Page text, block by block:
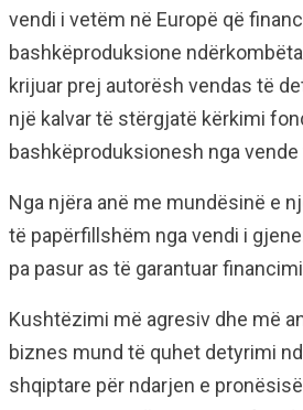
vendi i vetëm në Europë që
bashkëproduksione
krijuar prej autorësh vendas të
një kalvar të stërgjatë kërkimi
bashkëproduksionesh nga vende
Nga njëra anë me mundësinë e
të papërfillshëm nga vendi i
pa pasur as të garantuar
Kushtëzimi më agresiv dhe më
biznes mund të quhet detyrimi
shqiptare për ndarjen e